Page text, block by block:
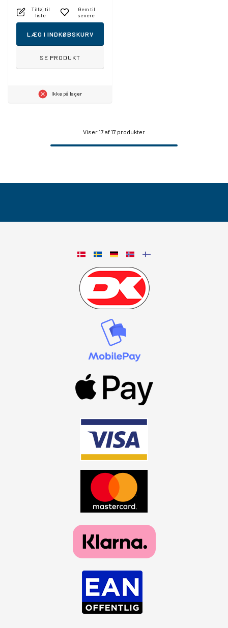
Tilføj til
liste
Gem til
senere
LÆG I INDKØBSKURV
SE PRODUKT
Ikke på lager
Viser17 af 17 produkter